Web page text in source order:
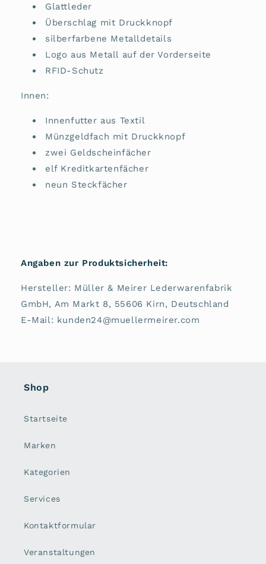
Glattleder
Überschlag mit Druckknopf
silberfarbene Metalldetails
Logo aus Metall auf der Vorderseite
RFID-Schutz
Innen:
Innenfutter aus Textil
Münzgeldfach mit Druckknopf
zwei Geldscheinfächer
elf Kreditkartenfächer
neun Steckfächer
Angaben zur Produktsicherheit:
Hersteller: Müller & Meirer Lederwarenfabrik
GmbH, Am Markt 8, 55606 Kirn, Deutschland
E-Mail: kunden24@muellermeirer.com
Shop
Startseite
Marken
Kategorien
Services
Kontaktformular
Veranstaltungen